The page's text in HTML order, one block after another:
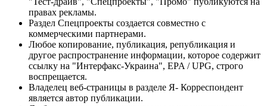
правах рекламы.
Раздел Спецпроекты создается совместно с
коммерческими партнерами.
Любое копирование, публикация, републикация и
другое распространение информации, которое содержит
ссылку на "Интерфакс-Украина", EPA / UPG, строго
воспрещается.
Владелец веб-страницы в разделе Я- Корреспондент
является автор публикации.